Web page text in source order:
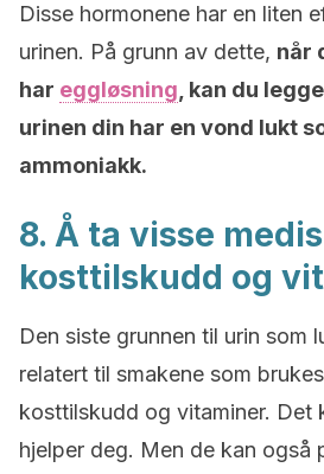
Disse hormonene har en liten
urinen. På grunn av dette, når
har eggløsning , kan du
urinen din har en vond lukt
ammoniakk.
8. Å ta visse
kosttilskudd og
Den siste grunnen til urin som
relatert til smakene som
kosttilskudd og vitaminer. Det
hjelper deg. Men de kan også